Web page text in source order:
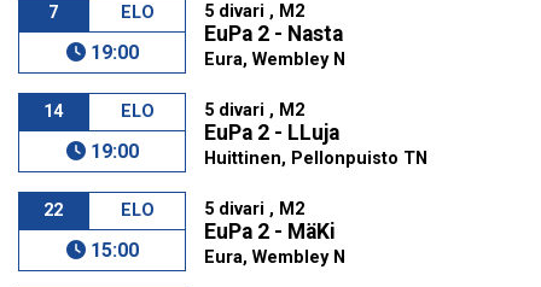
7 ELO
19:00
5 divari , M2
EuPa 2 - Nasta
Eura, Wembley N
14 ELO
19:00
5 divari , M2
EuPa 2 - LLuja
Huittinen, Pellonpuisto TN
22 ELO
15:00
5 divari , M2
EuPa 2 - MäKi
Eura, Wembley N